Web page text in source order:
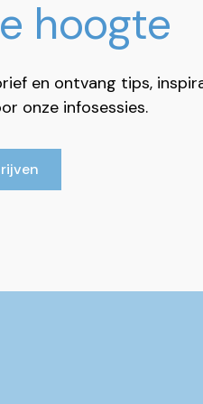
hoogte
en ontvang tips,
onze infosessies.